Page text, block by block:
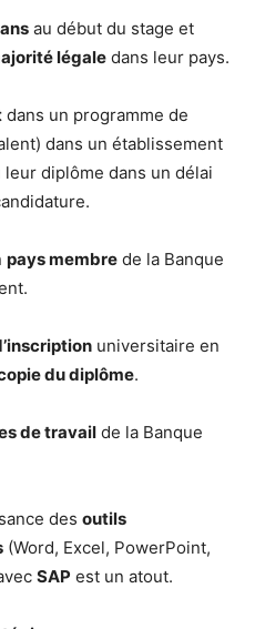
au début du stage et
légale dans leur pays.
dans un programme de
dans un établissement
diplôme dans un délai
pays membre de la Banque
universitaire en
du diplôme.
de travail de la Banque
des outils
(Word, Excel, PowerPoint,
SAP est un atout.